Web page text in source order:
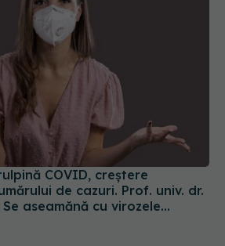
de cazuri. Prof. univ. dr.
aseamănă cu virozele
tratament simptomatic